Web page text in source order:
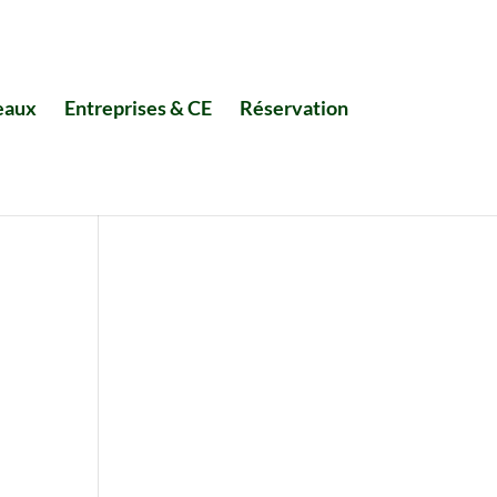
Entreprises & CE Réservation